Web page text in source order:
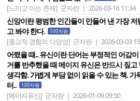
[느끼고 아는 존재] 군자란 | 2026-03-16 11:34
신앙이란 평범한 인간들이 만들어 낸 가장
고 봐야 한다.
100자평
[종교적 경험의 다양성] 군자란 | 2026-03-03
어렸을 때.. 유신이란 단어는 부정적인 어감
거를 반추했을 때 메이지 유신은 반드시 짚
생각함. 가볍게 부담 없이 읽을 수 있는 책. 가
터..
100자평
[메이지유신] 군자란 | 2026-01-09 09:50